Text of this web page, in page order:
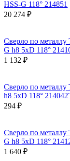
HSS-G 118° 214851
20 274 ₽
Сверло по
G h8 5xD 118°
1 132 ₽
Сверло по
h8 5xD 118°
294 ₽
Сверло по
G h8 5xD 118°
1 640 ₽